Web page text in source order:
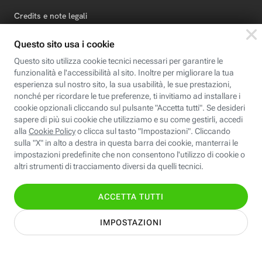
Credits e note legali
Formazione
Fastweb Digital Academy
STEP FuturAbility District
Insieme, siamo futuro
© Fastweb SpA 2026 - P.IVA 12878470157